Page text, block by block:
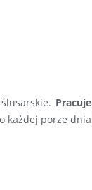
każdej porze